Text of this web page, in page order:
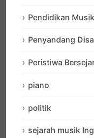
Pendidikan Musik
Penyandang
Peristiwa
piano
politik
sejarah musik